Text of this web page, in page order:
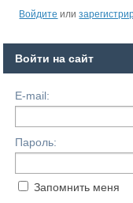
Войдите или
Войти на сайт
E-mail:
Пароль:
Запомнить меня